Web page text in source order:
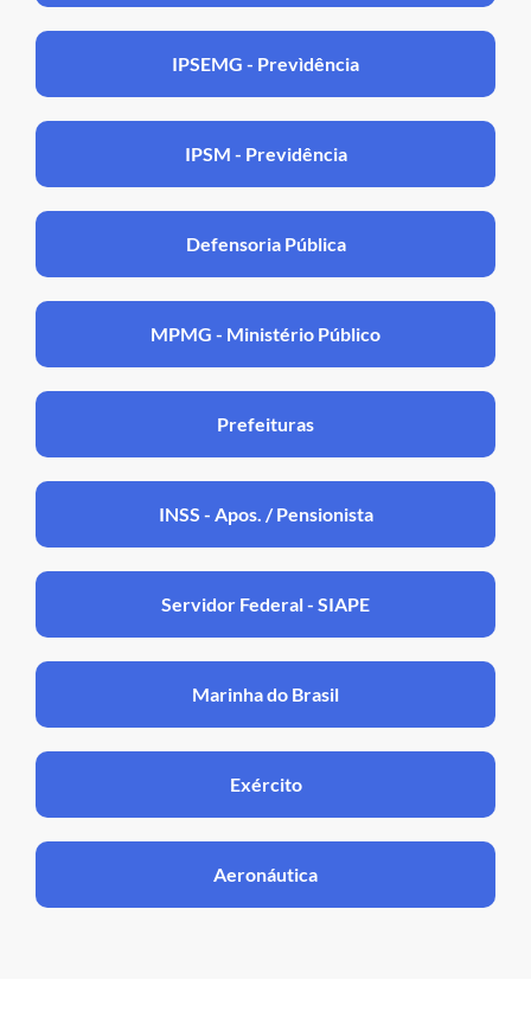
IPSEMG - Prevìdência
IPSM - Previdência
Defensoria Pública
MPMG - Ministério Público
Prefeituras
INSS - Apos. / Pensionista
Servidor Federal - SIAPE
Marinha do Brasil
Exército
Aeronáutica